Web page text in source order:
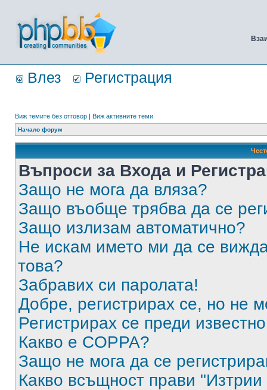
Влез Регистрация
Виж темите без отговор | Виж активните теми
Начало форум
Въпроси за Входа и
Защо не мога да вляза?
Защо въобще трябва да се
Защо излизам автоматично?
Не искам името ми да се
това?
Забравих си паролата!
Добре, регистрирах се, но не
Регистрирах се преди
Какво е COPPA?
Защо не мога да се
Какво всъщност прави "Изтрии